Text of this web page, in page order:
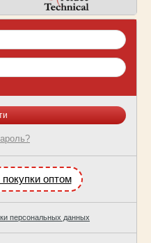
оптом
персональных данных